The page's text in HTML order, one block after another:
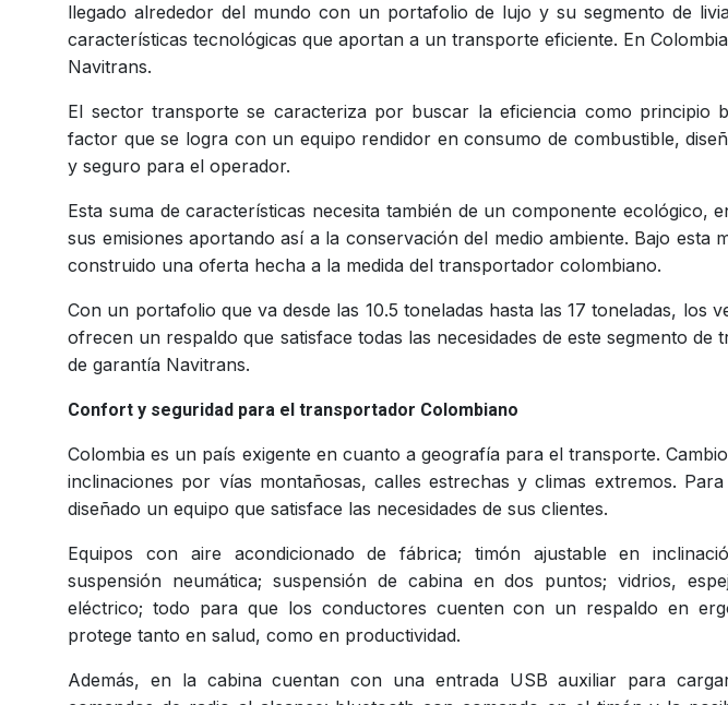
llegado alrededor del mundo con un portafolio de lujo y su segmento de
características tecnológicas que aportan a un transporte eficiente. En
Navitrans.
El sector transporte se caracteriza por buscar la eficiencia como principio
factor que se logra con un equipo rendidor en consumo de combustible,
y seguro para el operador.
Esta suma de características necesita también de un componente ecológico,
sus emisiones aportando así a la conservación del medio ambiente. Bajo esta
construido una oferta hecha a la medida del transportador colombiano.
Con un portafolio que va desde las 10.5 toneladas hasta las 17 toneladas, los
ofrecen un respaldo que satisface todas las necesidades de este segmento de
de garantía Navitrans.
Confort y seguridad para el transportador Colombiano
Colombia es un país exigente en cuanto a geografía para el transporte.
inclinaciones por vías montañosas, calles estrechas y climas extremos.
diseñado un equipo que satisface las necesidades de sus clientes.
Equipos con aire acondicionado de fábrica; timón ajustable en
suspensión neumática; suspensión de cabina en dos puntos; vidrios,
eléctrico; todo para que los conductores cuenten con un respaldo en
protege tanto en salud, como en productividad.
Además, en la cabina cuentan con una entrada USB auxiliar para